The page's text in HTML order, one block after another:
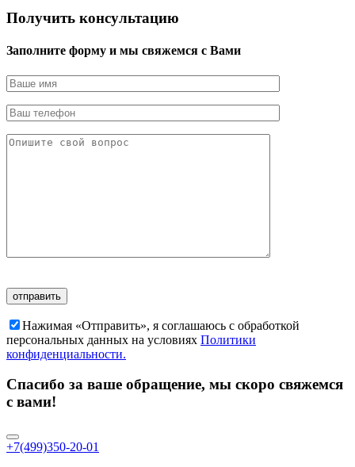
Получить консультацию
Заполните форму и мы свяжемся с Вами
Нажимая «Отправить», я соглашаюсь c обработкой
персональных данных на условиях Политики
конфиденциальности.
Спасибо за ваше обращение, мы скоро свяжемся
с вами!
+7(499)350-20-01